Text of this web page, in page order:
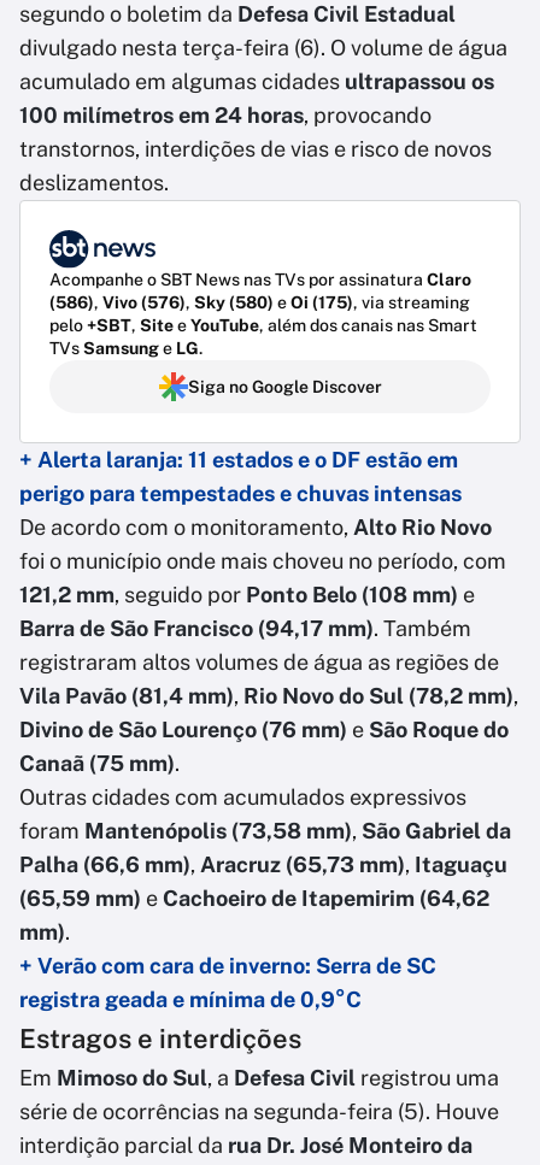
segundo o boletim da Defesa Civil Estadual
divulgado nesta terça-feira (6). O volume de água
acumulado em algumas cidades ultrapassou os
100 milímetros em 24 horas, provocando
transtornos, interdições de vias e risco de novos
deslizamentos.
Acompanhe o SBT News nas TVs por assinatura Claro
(586), Vivo (576), Sky (580) eOi (175), via streaming
pelo+SBT, SiteeYouTube, além dos canais nas Smart
TVsSamsunge LG.
Siga no Google Discover
+ Alerta laranja: 11 estados e o DF estão em
perigo para tempestades e chuvas intensas
De acordo com o monitoramento, Alto Rio Novo
foi o município onde mais choveu no período, com
121,2 mm, seguido por Ponto Belo (108 mm) e
Barra de São Francisco (94,17 mm). Também
registraram altos volumes de água as regiões de
Vila Pavão (81,4 mm), Rio Novo do Sul (78,2 mm),
Divino de São Lourenço (76 mm) e São Roque do
Canaã (75 mm).
Outras cidades com acumulados expressivos
foram Mantenópolis (73,58 mm), São Gabriel da
Palha (66,6 mm), Aracruz (65,73 mm), Itaguaçu
(65,59 mm) eCachoeiro de Itapemirim (64,62
mm).
+ Verão com cara de inverno: Serra de SC
registra geada e mínima de 0,9°C
Estragos e interdições
Em Mimoso do Sul, a Defesa Civil registrou uma
série de ocorrências na segunda-feira (5). Houve
interdição parcial da rua Dr. José Monteiro da